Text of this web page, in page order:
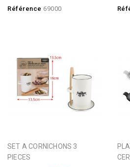
Référence 69000
SET A CORNICHONS 3
PIECES
PLATEAU A FROMAGE